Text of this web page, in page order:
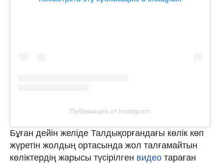
Публикация от Instagram
Бұған дейін желіде Талдықорғандағы көлік көп
жүретін жолдың ортасында жол талғамайтын
көліктердің жарысы түсірілген видео тараған